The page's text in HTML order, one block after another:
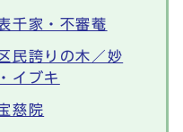
千家・不審菴
民誇りの木／妙
イブキ
慈院